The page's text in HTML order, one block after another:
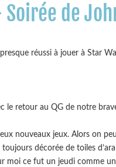
de
réussi à jouer à Star
le retour au QG de notre
nouveaux jeux. Alors on
décorée de toiles
moi ce fut un jeudi comme